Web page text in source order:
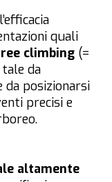
quali
climbing (=
da
da posizionarsi
precisi e
altamente